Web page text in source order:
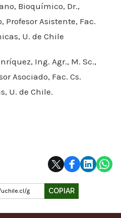
Bioquímico, Dr.,
Profesor Asistente, Fac.
U. de Chile
Ing. Agr., M. Sc.,
Asociado, Fac. Cs.
U. de Chile.
g COPIAR